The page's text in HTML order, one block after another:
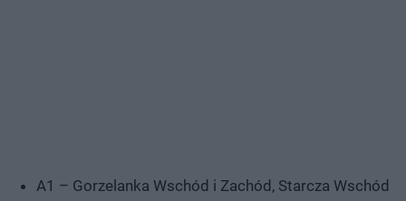
A1 – Gorzelanka Wschód i Zachód, Starcza Wschód